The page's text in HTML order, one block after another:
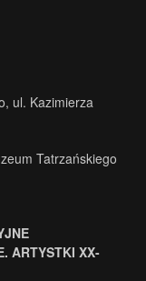
ul. Kazimierza
Tatrzańskiego
ARTYSTKI XX-